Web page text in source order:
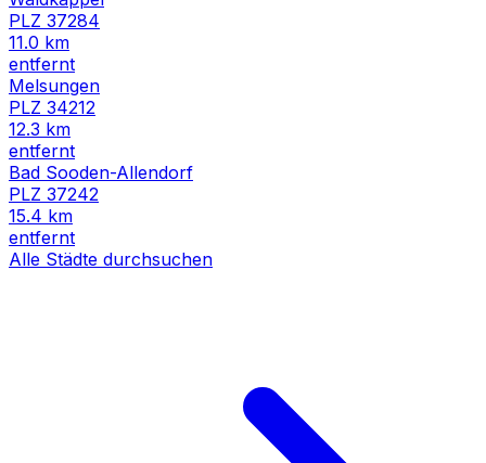
PLZ 37284
11.0 km
entfernt
Melsungen
PLZ 34212
12.3 km
entfernt
Bad Sooden-Allendorf
PLZ 37242
15.4 km
entfernt
Alle Städte durchsuchen